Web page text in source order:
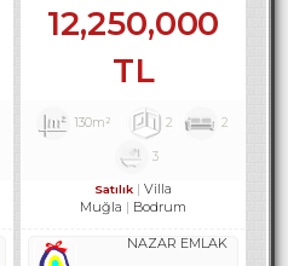
12,250,000
TL
130m² 2 2
3
Satılık
Villa
Muğla
Bodrum
NAZAR EMLAK